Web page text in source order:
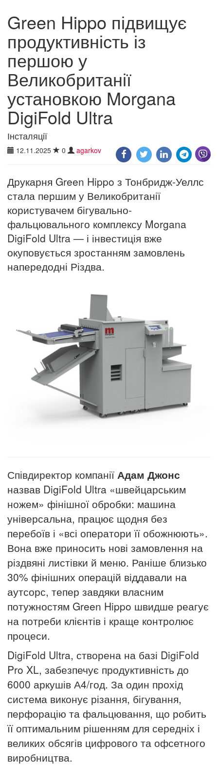
Green Hippo підвищує
продуктивність із
першою у
Великобританії
установкою Morgana
DigiFold Ultra
Інсталяції
12.11.2025 0 agarkov
Друкарня Green Hippo з Тонбридж-Уеллс
стала першим у Великобританії
користувачем бігувально-
фальцювального комплексу Morgana
DigiFold Ultra — і інвестиція вже
окуповується зростанням замовлень
напередодні Різдва.
Співдиректор компанії Адам Джонс
назвав DigiFold Ultra «швейцарським
ножем» фінішної обробки: машина
універсальна, працює щодня без
перебоїв і «всі оператори її обожнюють».
Вона вже приносить нові замовлення на
різдвяні листівки й меню. Раніше близько
30% фінішних операцій віддавали на
аутсорс, тепер завдяки власним
потужностям Green Hippo швидше реагує
на потреби клієнтів і краще контролює
процеси.
DigiFold Ultra, створена на базі DigiFold
Pro XL, забезпечує продуктивність до
6000 аркушів А4/год. За один прохід
система виконує різання, бігування,
перфорацію та фальцювання, що робить
її оптимальним рішенням для середніх і
великих обсягів цифрового та офсетного
виробництва.